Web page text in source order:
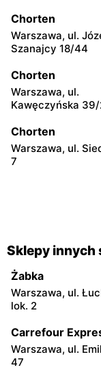
Chorten
Warszawa, ul.
Szanajcy 18/44
Chorten
Warszawa, ul.
Kawęczyńska
Chorten
Warszawa, ul.
7
Chorten
Warszawa, ul.
Żymirskiego 7/
Chorten
6/18
Chorten
Sklepy innych
Żabka
Warszawa, ul.
lok. 2
Carrefour
Warszawa, ul.
47